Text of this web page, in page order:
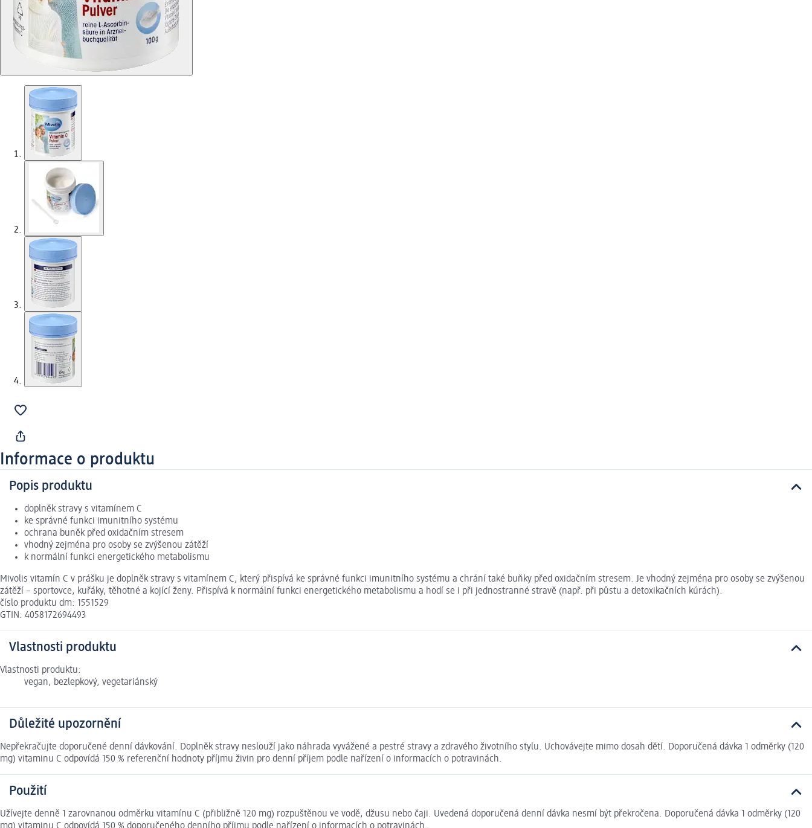
Informace o produktu
Popis produktu
doplněk stravy s vitamínem C
ke správné funkci imunitního systému
ochrana buněk před oxidačním stresem
vhodný zejména pro osoby se zvýšenou zátěží
k normální funkci energetického metabolismu
Mivolis vitamín C v prášku je doplněk stravy s vitamínem C, který přispívá ke správné funkci imunitního systému a chrání také buňky před oxidačním stresem. Je vhodný zejména pro osoby se zvýšenou
zátěží – sportovce, kuřáky, těhotné a kojící ženy. Přispívá k normální funkci energetického metabolismu a hodí se i při jednostranné stravě (např. při půstu a detoxikačních kúrách).
číslo produktu dm: 1551529
GTIN: 4058172694493
Vlastnosti produktu
Vlastnosti produktu:
vegan, bezlepkový, vegetariánský
Důležité upozornění
Nepřekračujte doporučené denní dávkování. Doplněk stravy neslouží jako náhrada vyvážené a pestré stravy a zdravého životního stylu. Uchovávejte mimo dosah dětí. Doporučená dávka 1 odměrky (120
mg) vitaminu C odpovídá 150 % referenční hodnoty příjmu živin pro denní příjem podle nařízení o informacích o potravinách.
Použití
Užívejte denně 1 zarovnanou odměrku vitamínu C (přibližně 120 mg) rozpuštěnou ve vodě, džusu nebo čaji. Uvedená doporučená denní dávka nesmí být překročena. Doporučená dávka 1 odměrky (120